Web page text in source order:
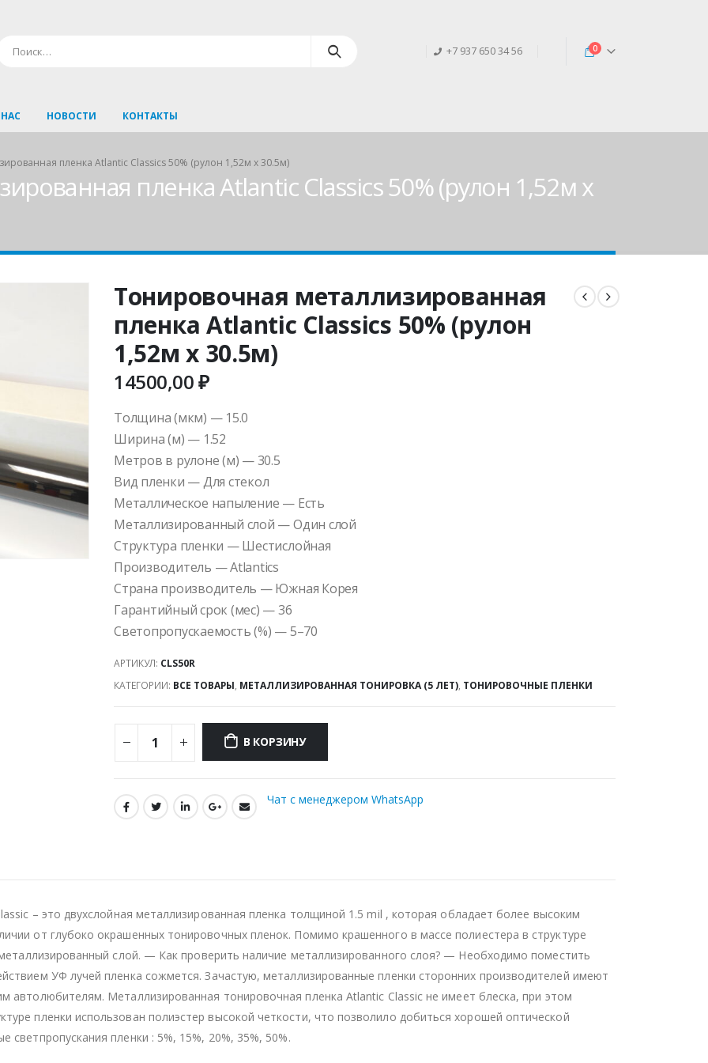
+7 937 650 34 56 0
НОВОСТИ КОНТАКТЫ
пленка Atlantic Classics 50% (рулон 1,52м х 30.5м)
пленка Atlantic Classics 50% (рулон 1,52м х
Тонировочная металлизированная
пленка Atlantic Classics 50% (рулон
1,52м х 30.5м)
14500,00₽
Толщина (мкм) — 15.0
Ширина (м) — 1.52
Метров в рулоне (м) — 30.5
Вид пленки — Для стекол
Металлическое напыление — Есть
Металлизированный слой — Один слой
Структура пленки — Шестислойная
Производитель — Atlantics
Страна производитель — Южная Корея
Гарантийный срок (мес) — 36
Светопропускаемость (%) — 5–70
АРТИКУЛ: CLS50R
КАТЕГОРИИ: ВСЕ ТОВАРЫ, МЕТАЛЛИЗИРОВАННАЯ ТОНИРОВКА (5 ЛЕТ), ТОНИРОВОЧНЫЕ ПЛЕНКИ
В КОРЗИНУ
Чат с менеджером WhatsApp
– это двухслойная металлизированная пленка толщиной 1.5 mil , которая обладает более высоким
от глубоко окрашенных тонировочных пленок. Помимо крашенного в массе полиестера в структуре
слой. — Как проверить наличие металлизированного слоя? — Необходимо поместить
УФ лучей пленка сожмется. Зачастую, металлизированные пленки сторонних производителей имеют
автолюбителям. Металлизированная тонировочная пленка Atlantic Classic не имеет блеска, при этом
пленки использован полиэстер высокой четкости, что позволило добиться хорошей оптической
пленки : 5%, 15%, 20%, 35%, 50%.